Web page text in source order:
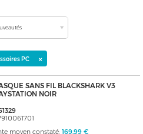
PC ×
SANS FIL BLACKSHARK V3
NOIR
moyen constaté: 169,99 €